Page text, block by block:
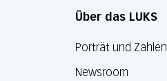
Über das LUKS
Porträt und Zahlen
Newsroom